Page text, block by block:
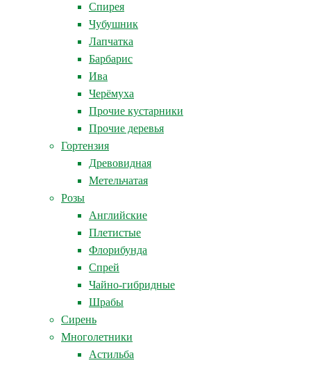
Спирея
Чубушник
Лапчатка
Барбарис
Ива
Черёмуха
Прочие кустарники
Прочие деревья
Гортензия
Древовидная
Метельчатая
Розы
Английские
Плетистые
Флорибунда
Спрей
Чайно-гибридные
Шрабы
Сирень
Многолетники
Астильба